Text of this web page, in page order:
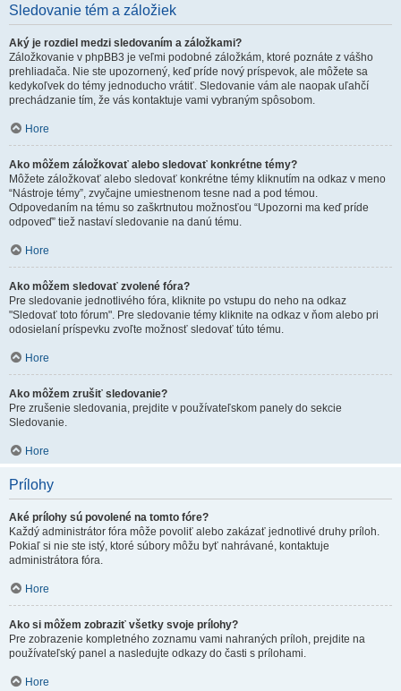
Sledovanie tém a záložiek
Aký je rozdiel medzi sledovaním a záložkami?
Záložkovanie v phpBB3 je veľmi podobné záložkám, ktoré poznáte z vášho
prehliadača. Nie ste upozornený, keď príde nový príspevok, ale môžete sa
kedykoľvek do témy jednoducho vrátiť. Sledovanie vám ale naopak uľahčí
prechádzanie tím, že vás kontaktuje vami vybraným spôsobom.
Hore
Ako môžem záložkovať alebo sledovať konkrétne témy?
Môžete záložkovať alebo sledovať konkrétne témy kliknutím na odkaz v meno
“Nástroje témy”, zvyčajne umiestnenom tesne nad a pod témou.
Odpovedaním na tému so zaškrtnutou možnosťou “Upozorni ma keď príde
odpoveď” tiež nastaví sledovanie na danú tému.
Hore
Ako môžem sledovať zvolené fóra?
Pre sledovanie jednotlivého fóra, kliknite po vstupu do neho na odkaz
"Sledovať toto fórum". Pre sledovanie témy kliknite na odkaz v ňom alebo pri
odosielaní príspevku zvoľte možnosť sledovať túto tému.
Hore
Ako môžem zrušiť sledovanie?
Pre zrušenie sledovania, prejdite v používateľskom panely do sekcie
Sledovanie.
Hore
Prílohy
Aké prílohy sú povolené na tomto fóre?
Každý administrátor fóra môže povoliť alebo zakázať jednotlivé druhy príloh.
Pokiaľ si nie ste istý, ktoré súbory môžu byť nahrávané, kontaktuje
administrátora fóra.
Hore
Ako si môžem zobraziť všetky svoje prílohy?
Pre zobrazenie kompletného zoznamu vami nahraných príloh, prejdite na
používateľský panel a nasledujte odkazy do časti s prílohami.
Hore